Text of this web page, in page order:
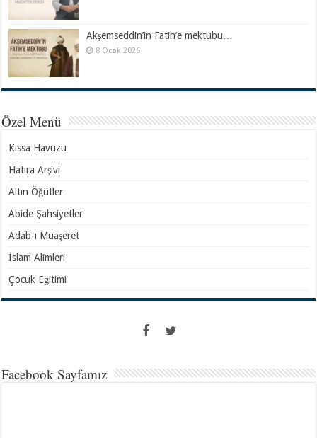
Akşemseddin’in Fatih’e mektubu…
8 Ocak 2026
Özel Menü
Kıssa Havuzu
Hatıra Arşivi
Altın Öğütler
Abide Şahsiyetler
Adab-ı Muaşeret
İslam Alimleri
Çocuk Eğitimi
Facebook Sayfamız